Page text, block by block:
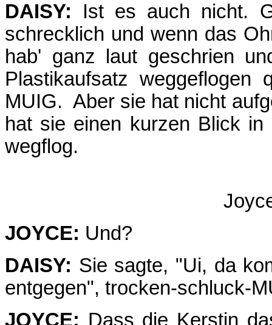
DAISY: Ist es auch nicht.
schrecklich und wenn das
hab' ganz laut geschrien
Plastikaufsatz weggeflogen
MUIG. Aber sie hat nicht
hat sie einen kurzen Blick
wegflog.
JOYCE: Und?
DAISY: Sie sagte, "Ui, da
entgegen", trocken-schluck-
JOYCE: Dass die Kerstin